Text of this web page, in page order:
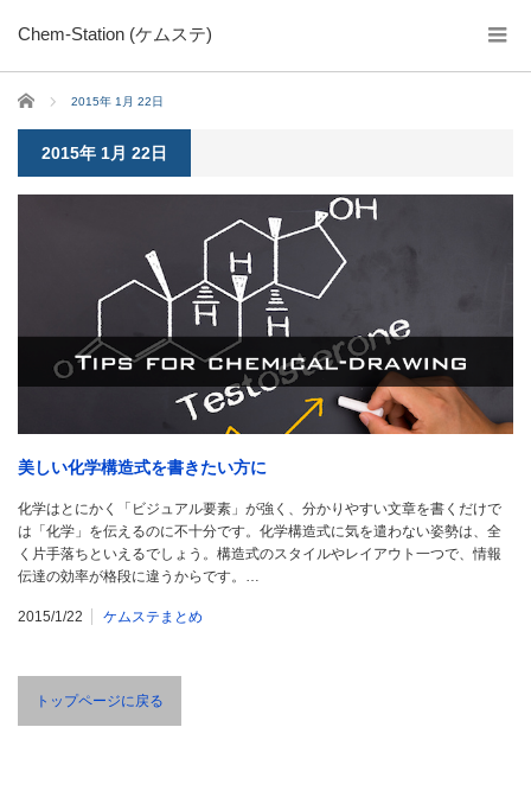
Chem-Station (ケムステ)
ホーム 2015年 1月 22日
2015年 1月 22日
美しい化学構造式を書きたい方に
化学はとにかく「ビジュアル要素」が強く、分かりやすい文章を書くだけで
は「化学」を伝えるのに不十分です。化学構造式に気を遣わない姿勢は、全
く片手落ちといえるでしょう。構造式のスタイルやレイアウト一つで、情報
伝達の効率が格段に違うからです。…
2015/1/22 ケムステまとめ
トップページに戻る